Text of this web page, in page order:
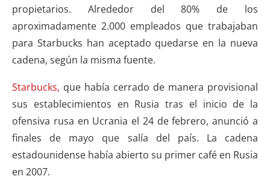
propietarios. Alrededor del 80% de los
aproximadamente 2.000 empleados que trabajaban
para Starbucks han aceptado quedarse en la nueva
cadena, según la misma fuente.
Starbucks, que había cerrado de manera provisional
sus establecimientos en Rusia tras el inicio de la
ofensiva rusa en Ucrania el 24 de febrero, anunció a
finales de mayo que salía del país. La cadena
estadounidense había abierto su primer café en Rusia
en 2007.